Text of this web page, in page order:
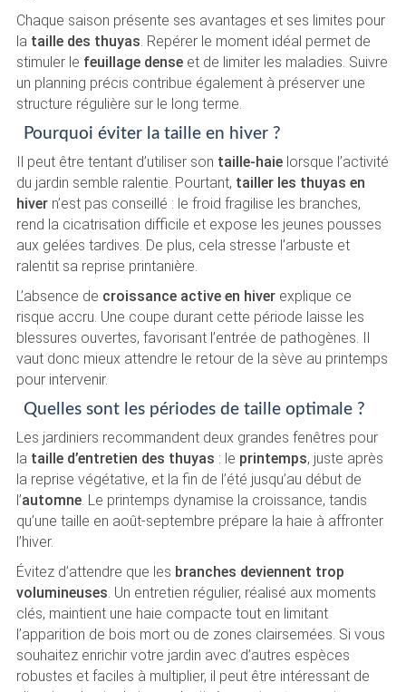
Chaque saison présente ses avantages et ses limites pour
la taille des thuyas . Repérer le moment idéal permet de
stimuler le feuillage denseet de limiter les maladies. Suivre
un planning précis contribue également à préserver une
structure régulière sur le long terme.
Pourquoi éviter la taille en hiver ?
Il peut être tentant d’utiliser son taille-haielorsque l’activité
du jardin semble ralentie. Pourtant, tailler les thuyas en
hivern’est pas conseillé : le froid fragilise les branches,
rend la cicatrisation difficile et expose les jeunes pousses
aux gelées tardives. De plus, cela stresse l’arbuste et
ralentit sa reprise printanière.
L’absence de croissance active en hiverexplique ce
risque accru. Une coupe durant cette période laisse les
blessures ouvertes, favorisant l’entrée de pathogènes. Il
vaut donc mieux attendre le retour de la sève au printemps
pour intervenir.
Quelles sont les périodes de taille optimale ?
Les jardiniers recommandent deux grandes fenêtres pour
la taille d’entretien des thuyas : le printemps, juste après
la reprise végétative, et la fin de l’été jusqu’au début de
l’automne. Le printemps dynamise la croissance, tandis
qu’une taille en août-septembre prépare la haie à affronter
l’hiver.
Évitez d’attendre que les branches deviennent trop
volumineuses. Un entretien régulier, réalisé aux moments
clés, maintient une haie compacte tout en limitant
l’apparition de bois mort ou de zones clairsemées. Si vous
souhaitez enrichir votre jardin avec d’autres espèces
robustes et faciles à multiplier, il peut être intéressant de